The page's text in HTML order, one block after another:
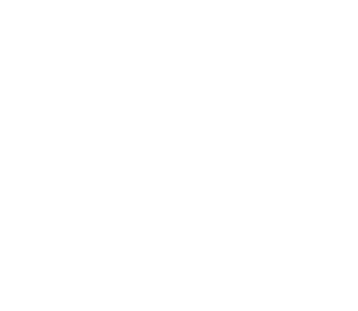
цена составляла €599,99.